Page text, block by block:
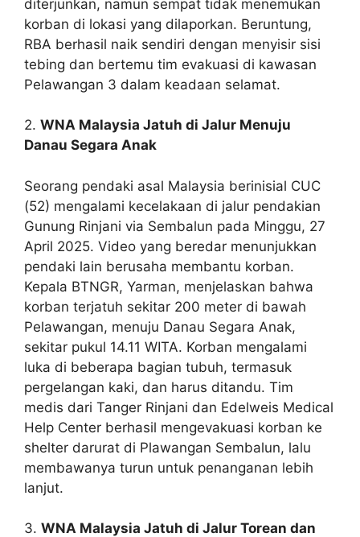
diterjunkan, namun sempat tidak menemukan
korban di lokasi yang dilaporkan. Beruntung,
RBA berhasil naik sendiri dengan menyisir sisi
tebing dan bertemu tim evakuasi di kawasan
Pelawangan 3 dalam keadaan selamat.
2. WNA Malaysia Jatuh di Jalur Menuju
Danau Segara Anak
Seorang pendaki asal Malaysia berinisial CUC
(52) mengalami kecelakaan di jalur pendakian
Gunung Rinjani via Sembalun pada Minggu, 27
April 2025. Video yang beredar menunjukkan
pendaki lain berusaha membantu korban.
Kepala BTNGR, Yarman, menjelaskan bahwa
korban terjatuh sekitar 200 meter di bawah
Pelawangan, menuju Danau Segara Anak,
sekitar pukul 14.11 WITA. Korban mengalami
luka di beberapa bagian tubuh, termasuk
pergelangan kaki, dan harus ditandu. Tim
medis dari Tanger Rinjani dan Edelweis Medical
Help Center berhasil mengevakuasi korban ke
shelter darurat di Plawangan Sembalun, lalu
membawanya turun untuk penanganan lebih
lanjut.
3. WNA Malaysia Jatuh di Jalur Torean dan